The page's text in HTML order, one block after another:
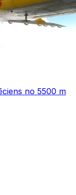
no 5500 m